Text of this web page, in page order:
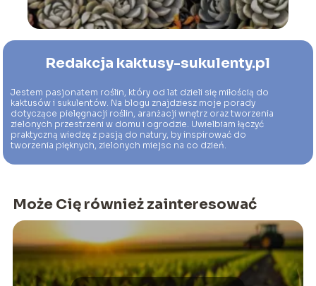
Redakcja kaktusy-sukulenty.pl
Jestem pasjonatem roślin, który od lat dzieli się miłością do
kaktusów i sukulentów. Na blogu znajdziesz moje porady
dotyczące pielęgnacji roślin, aranżacji wnętrz oraz tworzenia
zielonych przestrzeni w domu i ogrodzie. Uwielbiam łączyć
praktyczną wiedzę z pasją do natury, by inspirować do
tworzenia pięknych, zielonych miejsc na co dzień.
Może Cię również zainteresować